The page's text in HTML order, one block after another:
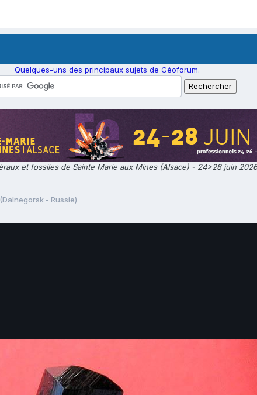
Quelques-uns des principaux sujets de Géoforum.
et fossiles de Sainte Marie aux Mines (Alsace) - 24>28 juin 2026
- Russie)